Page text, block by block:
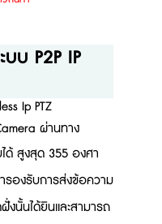
บ P2P IP
Ip PTZ
ผ่านทาง
ด้ สูงสุด 355 องศา
รองรับการส่งข้อความ
งนั้นได้ยินและสามารถ